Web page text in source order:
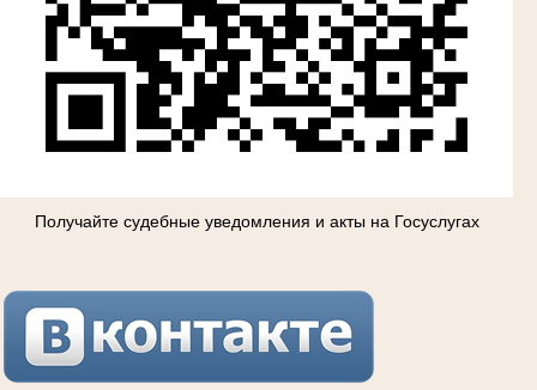
Получайте судебные уведомления и акты на Госуслугах